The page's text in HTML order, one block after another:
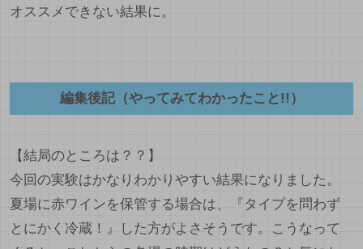
オススメできない結果に。
編集後記（やってみてわかったこと!!）
【結局のところは？？】
今回の実験はかなりわかりやすい結果になりました。
夏場に赤ワインを保管する場合は、『タイプを問わず
とにかく冷蔵！』した方がよさそうです。こうなって